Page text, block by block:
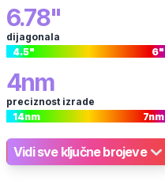
6.78"
dijagonala
4.5" 6"
4nm
preciznost izrade
14nm 7nm
Vidi sve ključne brojeve